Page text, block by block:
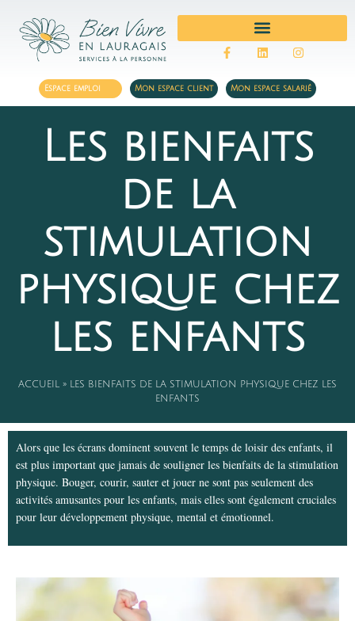
Espace emploi Mon espace client Mon espace salarié
Les bienfaits
de la
stimulation
physique chez
les enfants
ACCUEIL » LES BIENFAITS DE LA STIMULATION PHYSIQUE CHEZ LES
ENFANTS
Alors que les écrans dominent souvent le temps de loisir des enfants, il
est plus important que jamais de souligner les bienfaits de la stimulation
physique. Bouger, courir, sauter et jouer ne sont pas seulement des
activités amusantes pour les enfants, mais elles sont également cruciales
pour leur développement physique, mental et émotionnel.